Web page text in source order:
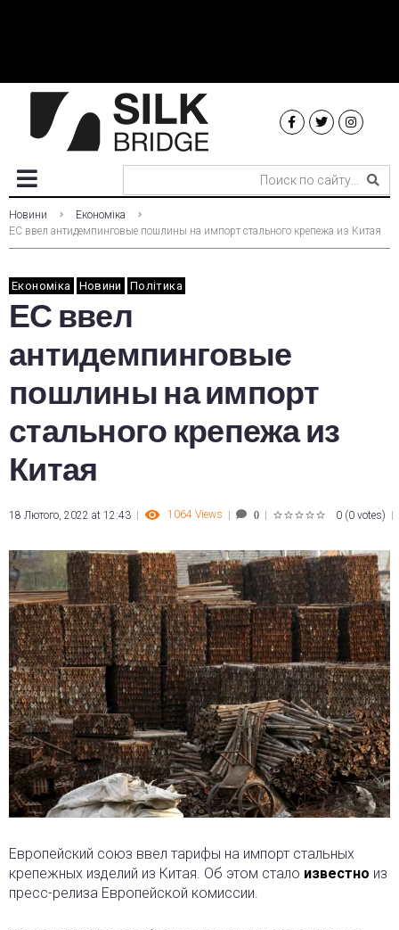
Новини
Економіка
ЕС ввел антидемпинговые пошлины на импорт стального крепежа из Китая
Економіка Новини Політика
ЕС ввел
антидемпинговые
пошлины на импорт
стального крепежа из
Китая
18 Лютого, 2022 at 12:43 1064 Views 0 0 (0 votes)
Европейский союз ввел тарифы на импорт стальных
крепежных изделий из Китая. Об этом стало известно из
пресс-релиза Европейской комиссии.